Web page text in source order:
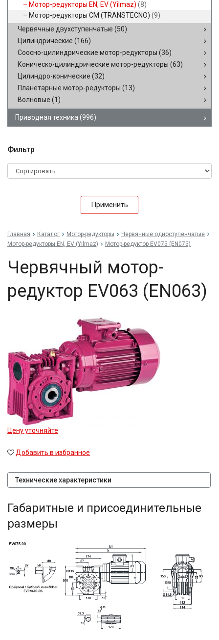
Мотор-редукторы EN, EV (Yilmaz) (8)
Мотор-редукторы CM (TRANSTECNO) (9)
Червячные двухступенчатые (50)
Цилиндрические (166)
Соосно-цилиндрические мотор-редукторы (36)
Коническо-цилиндрические мотор-редукторы (63)
Цилиндро-конические (32)
Планетарные мотор-редукторы (13)
Волновые (1)
Приводная техника (996)
Фильтр
Применить
Главная Каталог Мотор-редукторы
Червячные одноступенчатые
Мотор-редукторы EN, EV (Yilmaz)
Мотор-редуктор EV075 (EN075)
Червячный мотор-
редуктор EV063 (EN063)
Цену уточняйте
Добавить в избранное
Технические характеристики
Габаритные и присоединительные
размеры